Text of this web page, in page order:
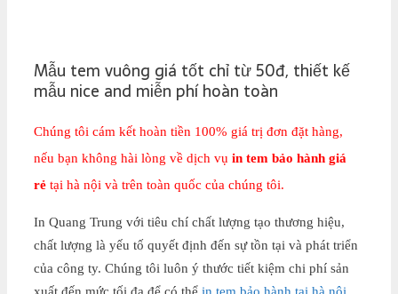
Mẫu tem vuông giá tốt chỉ từ 50đ, thiết kế
mẫu nice and miễn phí hoàn toàn
Chúng tôi cám kết hoàn tiền 100% giá trị đơn đặt hàng,
nếu bạn không hài lòng về dịch vụ in tem bảo hành giá
rẻ tại hà nội và trên toàn quốc của chúng tôi.
In Quang Trung với tiêu chí chất lượng tạo thương hiệu,
chất lượng là yếu tố quyết định đến sự tồn tại và phát triển
của công ty. Chúng tôi luôn ý thước tiết kiệm chi phí sản